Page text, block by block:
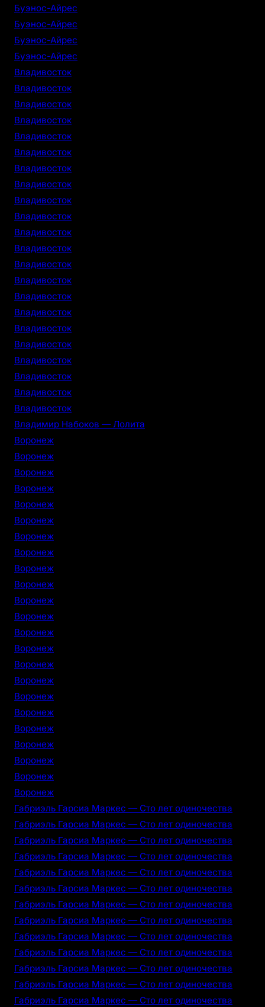
Буэнос-Айрес
Буэнос-Айрес
Буэнос-Айрес
Буэнос-Айрес
Владивосток
Владивосток
Владивосток
Владивосток
Владивосток
Владивосток
Владивосток
Владивосток
Владивосток
Владивосток
Владивосток
Владивосток
Владивосток
Владивосток
Владивосток
Владивосток
Владивосток
Владивосток
Владивосток
Владивосток
Владивосток
Владивосток
Владимир Набоков — Лолита
Воронеж
Воронеж
Воронеж
Воронеж
Воронеж
Воронеж
Воронеж
Воронеж
Воронеж
Воронеж
Воронеж
Воронеж
Воронеж
Воронеж
Воронеж
Воронеж
Воронеж
Воронеж
Воронеж
Воронеж
Воронеж
Воронеж
Воронеж
Габриэль Гарсиа Маркес — Сто лет одиночества
Габриэль Гарсиа Маркес — Сто лет одиночества
Габриэль Гарсиа Маркес — Сто лет одиночества
Габриэль Гарсиа Маркес — Сто лет одиночества
Габриэль Гарсиа Маркес — Сто лет одиночества
Габриэль Гарсиа Маркес — Сто лет одиночества
Габриэль Гарсиа Маркес — Сто лет одиночества
Габриэль Гарсиа Маркес — Сто лет одиночества
Габриэль Гарсиа Маркес — Сто лет одиночества
Габриэль Гарсиа Маркес — Сто лет одиночества
Габриэль Гарсиа Маркес — Сто лет одиночества
Габриэль Гарсиа Маркес — Сто лет одиночества
Габриэль Гарсиа Маркес — Сто лет одиночества